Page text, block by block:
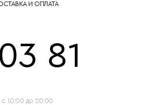
И ОПЛАТА
81
c 10:00 до 20:00